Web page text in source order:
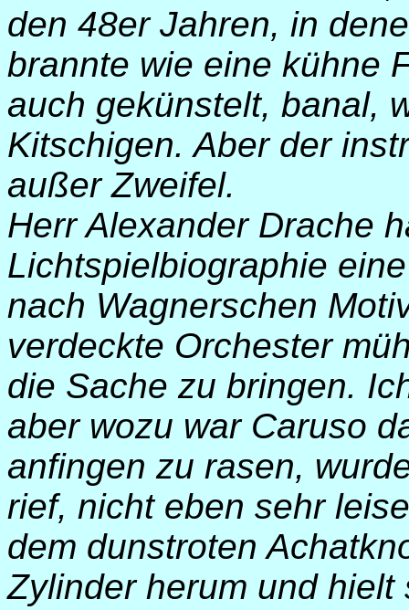
den 48er Jahren, in
brannte wie eine kühne
auch gekünstelt, banal,
Kitschigen. Aber der
außer Zweifel.
Herr Alexander Drache
Lichtspielbiographie
nach Wagnerschen
verdeckte Orchester
die Sache zu bringen.
aber wozu war Caruso
anfingen zu rasen,
rief, nicht eben sehr
dem dunstroten
Zylinder herum und